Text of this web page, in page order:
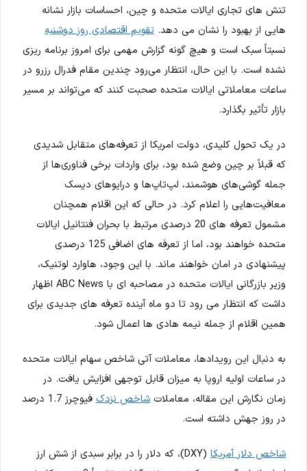
تنش های تجاری ایالات متحده و چین، احساسات بازار نشانه
هایی از بهبود را نشان می دهد. تقویم اقتصادی روز دوشنبه
نسبتاً سبک است و هیچ گونه گزارش مهمی برای امروز برنامه ریزی
نشده است. با این حال، انتظار می‌رود چندین مقام فدرال رزرو در
ساعات معاملاتی ایالات متحده صحبت کنند که می‌تواند بر مسیر
بازار تأثیر بگذارد.
در یک تحول کلیدی، دولت امریکا از تعرفه‌های متقابل شدیدی
که قبلاً بر چین وضع شده بود، برای واردات برخی فناوری‌ها از
جمله گوشی‌های هوشمند، لپ‌تاپ‌ها و درایوهای دیسک
معافیت‌هایی را اعلام کرد. در حالی که این اقلام همچنان
مشمول تعرفه های 20 درصدی مرتبط با بحران فنتانیل ایالات
متحده خواهند بود، اما از تعرفه های اضافی 125 درصدی
پیشنهادی در امان خواهند ماند. با این وجود، هاوارد لوتنیک،
وزیر بازرگانی ایالات متحده در مصاحبه ای با ABC News اظهار
داشت که انتظار می رود تا دو ماه آینده تعرفه های جدیدی برای
همین اقلام از جمله نیمه هادی ها اعمال شود.
به دنبال این رویدادها، معاملات آتی شاخص سهام ایالات متحده
در ساعات اولیه اروپا به میزان قابل توجهی افزایش یافت. در
زمان نگارش این مقاله، معاملات شاخص نزدک
فیوچرز 1.7 درصد
در روز جهش داشته است.
شاخص دلار آمریکا
(DXY)، که دلار را در برابر سبدی از شش ارز